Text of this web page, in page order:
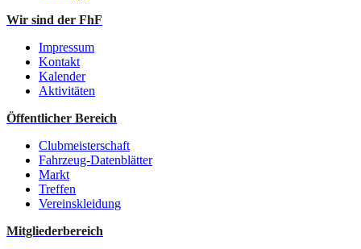
Wir sind der FhF
Impressum
Kontakt
Kalender
Aktivitäten
Öffentlicher Bereich
Clubmeisterschaft
Fahrzeug-Datenblätter
Markt
Treffen
Vereinskleidung
Mitgliederbereich